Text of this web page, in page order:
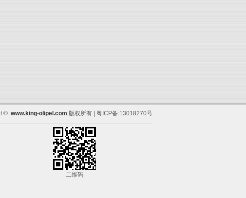
© www.king-olipel.com 版权所有 | 粤ICP备:13018270号
二维码